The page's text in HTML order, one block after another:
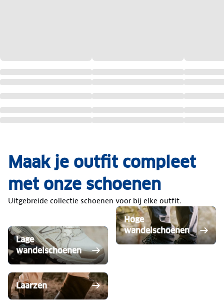
Maak je outfit compleet
met onze schoenen
Uitgebreide collectie schoenen voor bij elke outfit.
Lage
wandelschoenen
Hoge
wandelschoenen
Laarzen